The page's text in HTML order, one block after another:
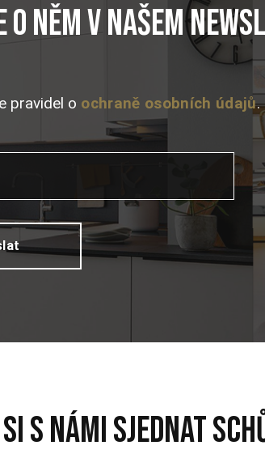
něm v našem
pravidel o ochraně osobních údajů.
s námi sjednat